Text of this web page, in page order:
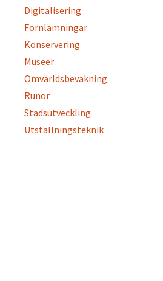
Digitalisering
Fornlämningar
Konservering
Museer
Omvärldsbevakning
Runor
Stadsutveckling
Utställningsteknik